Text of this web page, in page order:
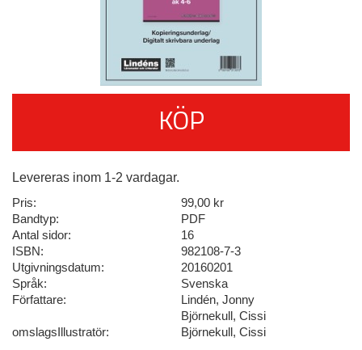
KÖP
Levereras inom 1-2 vardagar.
Pris:
99,00 kr
Bandtyp:
PDF
Antal sidor:
16
ISBN:
982108-7-3
Utgivningsdatum:
20160201
Språk:
Svenska
Författare:
Lindén, Jonny
Björnekull, Cissi
omslagsIllustratör:
Björnekull, Cissi